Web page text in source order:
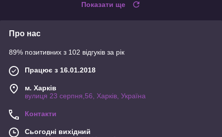
Показати ще
Про нас
89% позитивних з 102 відгуків за рік
Працює з 16.01.2018
м. Харків
вулиця 23 серпня,56, Харків, Україна
Контакти
Сьогодні вихідний